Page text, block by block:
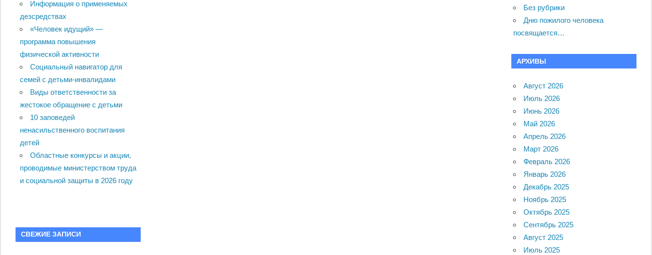
Информация о применяемых
дезсредствах
«Человек идущий» —
программа повышения
физической активности
Социальный навигатор для
семей с детьми-инвалидами
Виды ответственности за
жестокое обращение с детьми
10 заповедей
ненасильственного воспитания
детей
Областные конкурсы и акции,
проводимые министерством труда
и социальной защиты в 2026 году
СВЕЖИЕ ЗАПИСИ
Без рубрики
Дню пожилого человека
посвящается…
АРХИВЫ
Август 2026
Июль 2026
Июнь 2026
Май 2026
Апрель 2026
Март 2026
Февраль 2026
Январь 2026
Декабрь 2025
Ноябрь 2025
Октябрь 2025
Сентябрь 2025
Август 2025
Июль 2025